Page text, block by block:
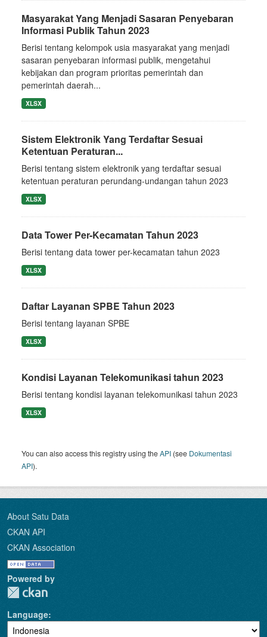
Masyarakat Yang Menjadi Sasaran Penyebaran
Informasi Publik Tahun 2023
Berisi tentang kelompok usia masyarakat yang menjadi
sasaran penyebaran informasi publik, mengetahui
kebijakan dan program prioritas pemerintah dan
pemerintah daerah...
XLSX
Sistem Elektronik Yang Terdaftar Sesuai
Ketentuan Peraturan...
Berisi tentang sistem elektronik yang terdaftar sesuai
ketentuan peraturan perundang-undangan tahun 2023
XLSX
Data Tower Per-Kecamatan Tahun 2023
Berisi tentang data tower per-kecamatan tahun 2023
XLSX
Daftar Layanan SPBE Tahun 2023
Berisi tentang layanan SPBE
XLSX
Kondisi Layanan Telekomunikasi tahun 2023
Berisi tentang kondisi layanan telekomunikasi tahun 2023
XLSX
You can also access this registry using theAPI (see Dokumentasi
API).
About Satu Data
CKAN API
CKAN Association
Powered by
Language